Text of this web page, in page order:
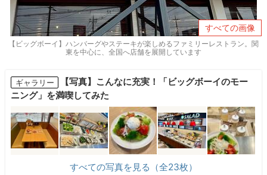
すべての画像
【ビッグボーイ】ハンバーグやステーキが楽しめるファミリーレストラン。関
東を中心に、全国へ店舗を展開しています
ギャラリー
【写真】こんなに充実！「ビッグボーイのモー
ニング」を満喫してみた
すべての写真を見る（全23枚）